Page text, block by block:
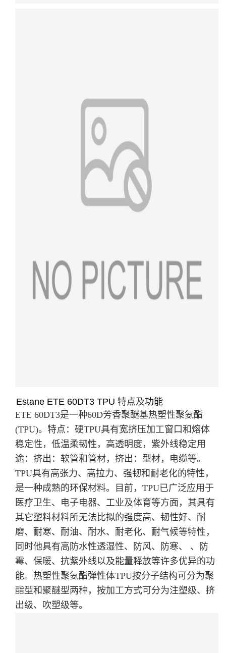
Estane ETE 60DT3 TPU 特点及功能
ETE 60DT3是一种60D芳香聚醚基热塑性聚氨酯
(TPU)。 特点：硬TPU具有宽挤压加工窗口和熔体
稳定性，低温柔韧性，高透明度，紫外线稳定用
途：挤出：软管和管材，挤出：型材，电缆等。
TPU具有高张力、高拉力、强韧和耐老化的特性，
是一种成熟的环保材料。目前，TPU已广泛应用于
医疗卫生、电子电器、工业及体育等方面，其具有
其它塑料材料所无法比拟的强度高、韧性好、耐
磨、耐寒、耐油、耐水、耐老化、耐气候等特性，
同时他具有高防水性透湿性、防风、防寒、 、防
霉、保暖、抗紫外线以及能量释放等许多优异的功
能。 热塑性聚氨酯弹性体TPU按分子结构可分为聚
酯型和聚醚型两种，按加工方式可分为注塑级、挤
出级、吹塑级等。